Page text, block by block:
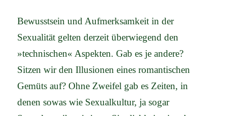
Bewusstsein und Aufmerksamkeit in der
Sexualität gelten derzeit überwiegend den
»technischen« Aspekten. Gab es je andere?
Sitzen wir den Illusionen eines romantischen
Gemüts auf? Ohne Zweifel gab es Zeiten, in
denen sowas wie Sexualkultur, ja sogar